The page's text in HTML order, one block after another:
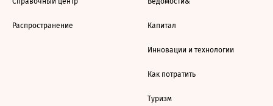
Распространение Капитал
Инновации и технологии
Как потратить
Туризм